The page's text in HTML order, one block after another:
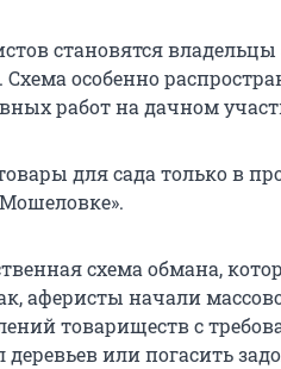
становятся
особенно
работ на дачном
для сада только в
схема обмана,
аферисты начали
товариществ с
деревьев или погасить